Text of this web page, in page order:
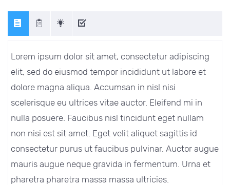
Lorem ipsum dolor sit amet, consectetur adipiscing
elit, sed do eiusmod tempor incididunt ut labore et
dolore magna aliqua. Accumsan in nisl nisi
scelerisque eu ultrices vitae auctor. Eleifend mi in
nulla posuere. Faucibus nisl tincidunt eget nullam
non nisi est sit amet. Eget velit aliquet sagittis id
consectetur purus ut faucibus pulvinar. Auctor augue
mauris augue neque gravida in fermentum. Urna et
pharetra pharetra massa massa ultricies.